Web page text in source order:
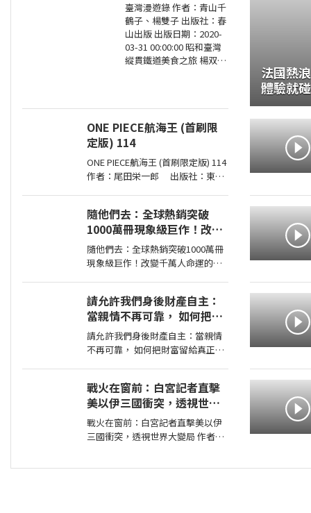
咬的船?.自助餐
臺灣漫遊錄 作者：青山千
鶴子、楊雙子 出版社：春
山出版 出版日期：2020-
03-31 00:00:00 昭和臺灣
縱貫鐵道美食之旅 楊双子
ONE PIECE航海王 (首刷限
定版) 114
ONE PIECE航海王 (首刷限定版) 114
作者：尾田栄一郎 出版社：東立
事件」，其全貌終於即將揭曉！席
捲號稱最可怕海賊團的洛克斯海賊
團
隨他們去：全球熱銷突破
1000萬冊現象級巨作！改變
千萬人命運的心理技巧【附
放下執念明信片】
隨他們去：全球熱銷突破1000萬冊
現象級巨作！改變千萬人命運的心
出版社：平安文化 出版日期：
2026-07-03 00:00:00 ＜內容簡介＞
戒掉你
請允許我們身後財產自主：
當親情不再可靠， 如何把財
富留給真正值得的人
請允許我們身後財產自主：當親情
不再可靠， 如何把財富留給真正值
00:00:00 當人心失去分寸，再高明
的遺囑規劃也可能成為空談當人性
貪婪暴
戰火在窗前：白宮記者直擊
美以伊三國衝突，透視世界
大變局
戰火在窗前：白宮記者直擊美以伊
三國衝突，透視世界大變局 作者：
法國熱
體驗就